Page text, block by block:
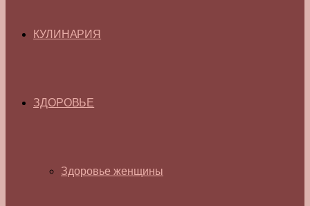
КУЛИНАРИЯ
ЗДОРОВЬЕ
Здоровье женщины